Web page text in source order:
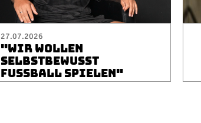
27.07.2026
"WIR WOLLEN
SELBSTBEWUSST
FUSSBALL SPIELEN"